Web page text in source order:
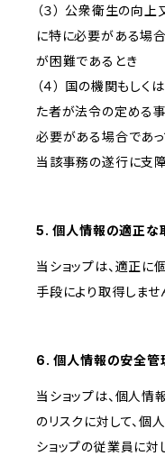
（３） 公衆衛生の向
に特に必要がある場
が困難であるとき
（４） 国の機関もし
た者が法令の定める
必要がある場合であっ
当該事務の遂行に支
5. 個人情報の適正な
当ショップは、適正に
手段により取得しませ
6. 個人情報の安全管
当ショップは、個人情
のリスクに対して、個
ショップの従業員に対